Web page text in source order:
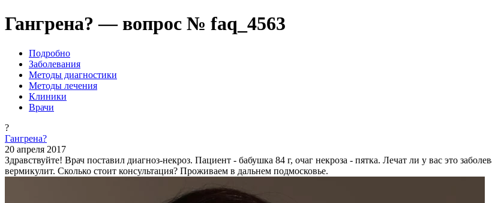
Гангрена? — вопрос № faq_4563
Подробно
Заболевания
Методы диагностики
Методы лечения
Клиники
Врачи
?
Гангрена?
20 апреля 2017
Здравствуйте! Врач поставил диагноз-некроз. Пациент - бабушка 84 г, очаг некроза - пятка. Лечат ли у вас это
вермикулит. Сколько стоит консультация? Проживаем в дальнем подмосковье.